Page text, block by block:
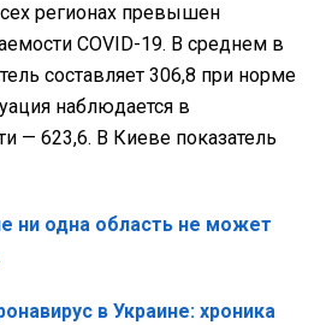
регионах превышен
COVID-19. В среднем в
составляет 306,8 при норме
наблюдается в
— 623,6. В Киеве показатель
ни одна область не может
в Украине: хроника